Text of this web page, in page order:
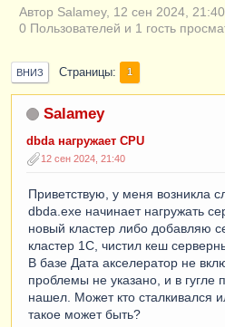
Автор Salamey, 12 сен 2024, 21:40
0 Пользователей и 1 гость
ВНИЗ Страницы 1
Salamey
dbda нагружает CPU
12 сен 2024, 21:40
Приветствую, у меня возникла
dbda.exe начинает нагружать
новый кластер либо добавляю
кластер 1С, чистил кеш
В базе Дата акселератор не
проблемы не указано, и в
нашел. Может кто сталкивался
такое может быть?